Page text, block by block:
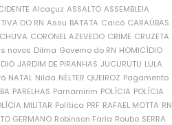
Alcaçuz ASSALTO ASSEMBLEIA
DO RN Assu BATATA Caicó CARAÚBAS
CORONEL AZEVEDO CRIME CRUZETA
novos Dilma Governo do RN HOMICÍDIO
JARDIM DE PIRANHAS JUCURUTU LULA
NATAL Nilda NÉLTER QUEIROZ Pagamento
PARELHAS Parnamirim POLÍCIA POLÍCIA
MILITAR Política PRF RAFAEL MOTTA RN
GERMANO Robinson Faria Roubo SERRA